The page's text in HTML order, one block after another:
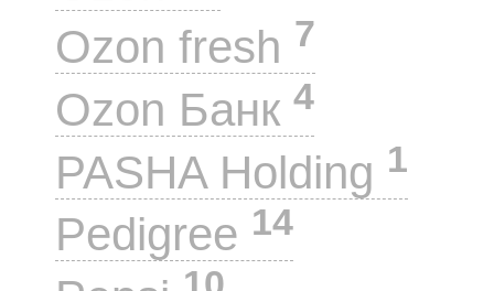
Ozon fresh 7
Ozon Банк 4
PASHA Holding 1
Pedigree 14